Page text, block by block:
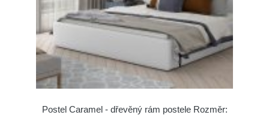
Postel Caramel - dřevěný rám postele Rozměr: